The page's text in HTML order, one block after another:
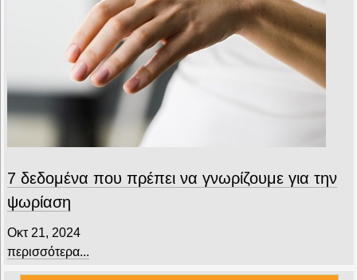
7 δεδομένα που πρέπει να γνωρίζουμε για την
ψωρίαση
Οκτ 21, 2024
περισσότερα...